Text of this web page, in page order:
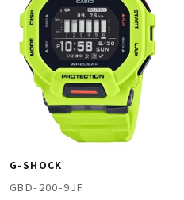
G-SHOCK
GBD-200-9JF